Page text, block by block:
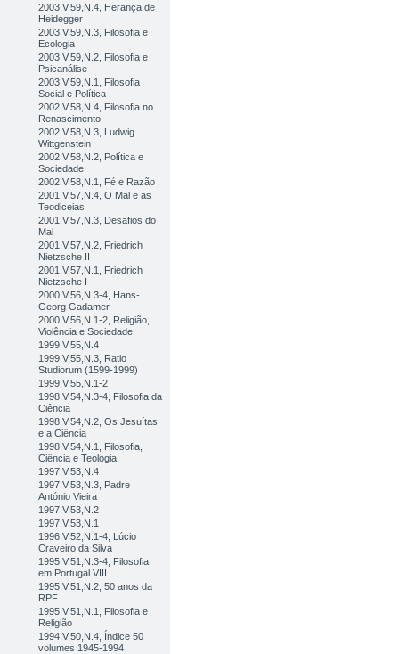
2003,V.59,N.4, Herança de
Heidegger
2003,V.59,N.3, Filosofia e
Ecologia
2003,V.59,N.2, Filosofia e
Psicanálise
2003,V.59,N.1, Filosofia
Social e Política
2002,V.58,N.4, Filosofia no
Renascimento
2002,V.58,N.3, Ludwig
Wittgenstein
2002,V.58,N.2, Política e
Sociedade
2002,V.58,N.1, Fé e Razão
2001,V.57,N.4, O Mal e as
Teodiceias
2001,V.57,N.3, Desafios do
Mal
2001,V.57,N.2, Friedrich
Nietzsche II
2001,V.57,N.1, Friedrich
Nietzsche I
2000,V.56,N.3-4, Hans-
Georg Gadamer
2000,V.56,N.1-2, Religião,
Violência e Sociedade
1999,V.55,N.4
1999,V.55,N.3, Ratio
Studiorum (1599-1999)
1999,V.55,N.1-2
1998,V.54,N.3-4, Filosofia da
Ciência
1998,V.54,N.2, Os Jesuítas
e a Ciência
1998,V.54,N.1, Filosofia,
Ciência e Teologia
1997,V.53,N.4
1997,V.53,N.3, Padre
António Vieira
1997,V.53,N.2
1997,V.53,N.1
1996,V.52,N.1-4, Lúcio
Craveiro da Silva
1995,V.51,N.3-4, Filosofia
em Portugal VIII
1995,V.51,N.2, 50 anos da
RPF
1995,V.51,N.1, Filosofia e
Religião
1994,V.50,N.4, Índice 50
volumes 1945-1994